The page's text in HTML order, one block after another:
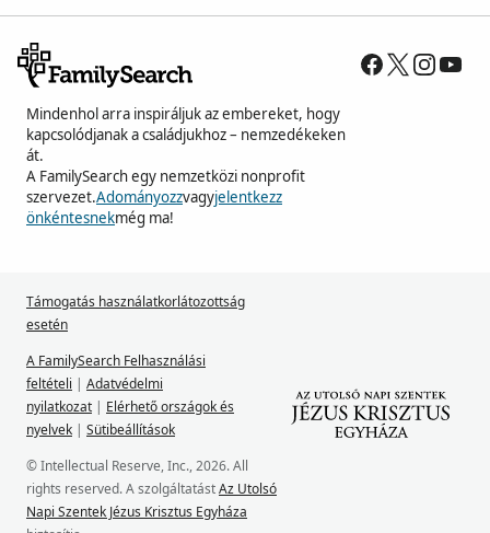
Mindenhol arra inspiráljuk az embereket, hogy
kapcsolódjanak a családjukhoz – nemzedékeken
át.
A FamilySearch egy nemzetközi nonprofit
szervezet.Adományozzvagyjelentkezz
önkéntesnekmég ma!
Támogatás használatkorlátozottság
esetén
A FamilySearch Felhasználási
feltételi | Adatvédelmi
nyilatkozat | Elérhető országok és
nyelvek | Sütibeállítások
© Intellectual Reserve, Inc., 2026. All
rights reserved. A szolgáltatástAz Utolsó
Napi Szentek Jézus Krisztus Egyháza